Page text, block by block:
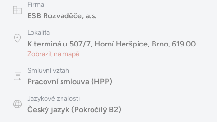
Firma
ESB Rozvaděče, a.s.
Lokalita
K terminálu 507/7, Horní Heršpice, Brno, 619 00
Zobrazit na mapě
Smluvní vztah
Pracovní smlouva (HPP)
Jazykové znalosti
Český jazyk (Pokročilý B2)